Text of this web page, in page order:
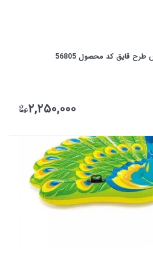
قایق کد محصول 56805
۲,۲۵۰,۰۰۰